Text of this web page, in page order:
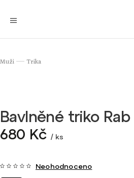
Muži / Trika
Bavlněné triko
680 Kč / ks
Neohodnoceno